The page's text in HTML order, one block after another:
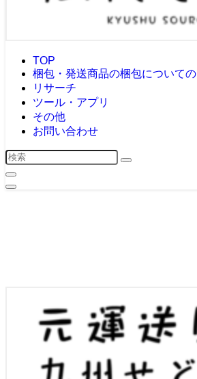
TOP
梱包・発送商品の梱包について
リサーチ
ツール・アプリ
その他
お問い合わせ